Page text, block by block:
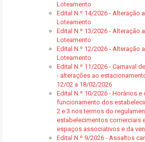
Loteamento
Edital N.º 14/2026 - Alteração
Loteamento
Edital N.º 13/2026 - Alteração
Loteamento
Edital N.º 12/2026 - Alteração
Loteamento
Edital N.º 11/2026 - Carnaval
- alterações ao
12/02 a 18/02/2026
Edital N.º 10/2026 - Horários
funcionamento dos
2 e 3 nos termos do
estabelecimentos comerciais
espaços associativos e da
Edital N.º 9/2026 - Assaltos